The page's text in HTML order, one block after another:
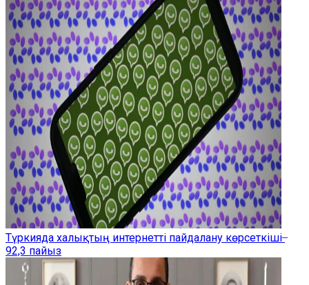
Түркияда халықтың интернетті пайдалану көрсеткіші ̶
92,3 пайыз